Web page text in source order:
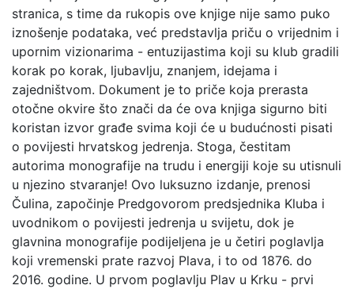
stranica, s time da rukopis ove knjige nije samo puko
iznošenje podataka, već predstavlja priču o vrijednim i
upornim vizionarima - entuzijastima koji su klub gradili
korak po korak, ljubavlju, znanjem, idejama i
zajedništvom. Dokument je to priče koja prerasta
otočne okvire što znači da će ova knjiga sigurno biti
koristan izvor građe svima koji će u budućnosti pisati
o povijesti hrvatskog jedrenja. Stoga, čestitam
autorima monografije na trudu i energiji koje su utisnuli
u njezino stvaranje! Ovo luksuzno izdanje, prenosi
Čulina, započinje Predgovorom predsjednika Kluba i
uvodnikom o povijesti jedrenja u svijetu, dok je
glavnina monografije podijeljena je u četiri poglavlja
koji vremenski prate razvoj Plava, i to od 1876. do
2016. godine. U prvom poglavlju Plav u Krku - prvi